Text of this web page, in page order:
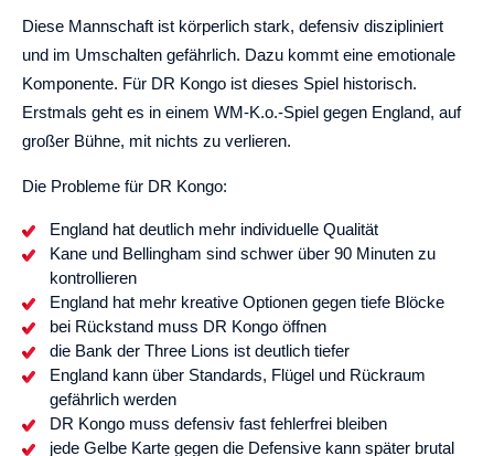
Diese Mannschaft ist körperlich stark, defensiv diszipliniert
und im Umschalten gefährlich. Dazu kommt eine emotionale
Komponente. Für DR Kongo ist dieses Spiel historisch.
Erstmals geht es in einem WM-K.o.-Spiel gegen England, auf
großer Bühne, mit nichts zu verlieren.
Die Probleme für DR Kongo:
England hat deutlich mehr individuelle Qualität
Kane und Bellingham sind schwer über 90 Minuten zu
kontrollieren
England hat mehr kreative Optionen gegen tiefe Blöcke
bei Rückstand muss DR Kongo öffnen
die Bank der Three Lions ist deutlich tiefer
England kann über Standards, Flügel und Rückraum
gefährlich werden
DR Kongo muss defensiv fast fehlerfrei bleiben
jede Gelbe Karte gegen die Defensive kann später brutal